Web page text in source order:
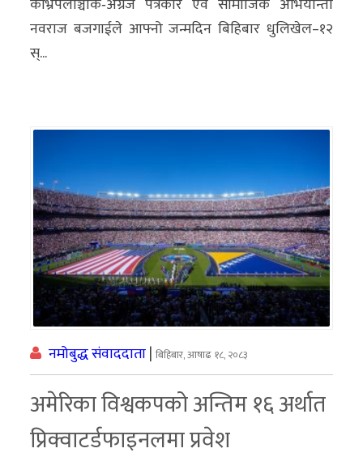
नवराज बजगाईले आफ्नो जन्मदिन बिहिबार धुलिखेल–१२
स्...
नमोबुद्ध संवाददाता|बिहिबार, आषाढ १८, २०८३
अमेरिका विश्वकपको अन्तिम १६ अर्थात
प्रिक्वाटर्डफाइनलमा प्रवेश